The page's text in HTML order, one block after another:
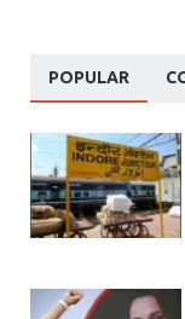
POPULAR